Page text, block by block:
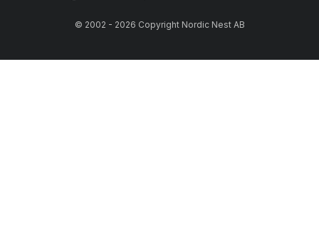
© 2002 - 2026 Copyright Nordic Nest AB